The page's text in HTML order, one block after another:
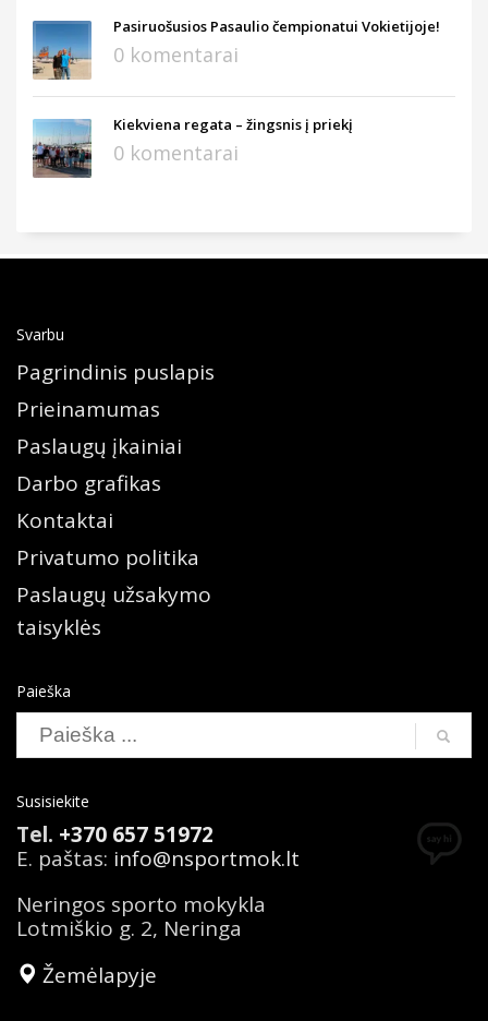
Pasiruošusios Pasaulio čempionatui Vokietijoje!
0 komentarai
Kiekviena regata – žingsnis į priekį
0 komentarai
Svarbu
Pagrindinis puslapis
Prieinamumas
Paslaugų įkainiai
Darbo grafikas
Kontaktai
Privatumo politika
Paslaugų užsakymo
taisyklės
Paieška
Susisiekite
Tel. +370 657 51972
E. paštas: info@nsportmok.lt
Neringos sporto mokykla
Lotmiškio g. 2, Neringa
Žemėlapyje